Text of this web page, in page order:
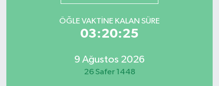
ÖĞLE VAKTINE KALAN SÜRE
03:20:25
9 Ağustos 2026
26 Safer 1448
EKONOMİ
Haber Arşivi